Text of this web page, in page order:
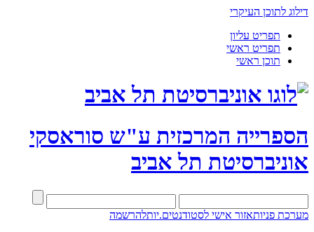
דילוג לתוכן העיקרי
תפריט עליון
תפריט ראשי
תוכן ראשי
הספרייה המרכזית ע"ש סוראסקי
אוניברסיטת תל אביב
מערכת פניותאזור אישי לסטודנטים.יותלהרשמה